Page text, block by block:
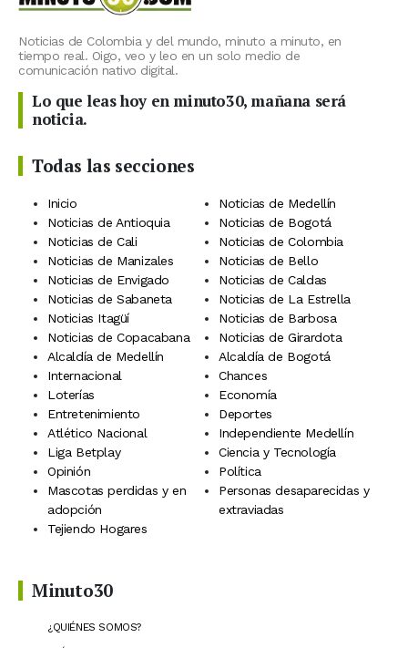
Noticias de Colombia y del mundo, minuto a minuto, en
tiempo real. Oigo, veo y leo en un solo medio de
comunicación nativo digital.
Lo que leas hoy en minuto30, mañana será
noticia.
Todas las secciones
Inicio
Noticias de Medellín
Noticias de Antioquia
Noticias de Bogotá
Noticias de Cali
Noticias de Colombia
Noticias de Manizales
Noticias de Bello
Noticias de Envigado
Noticias de Caldas
Noticias de Sabaneta
Noticias de La Estrella
Noticias Itagüí
Noticias de Barbosa
Noticias de Copacabana
Noticias de Girardota
Alcaldía de Medellín
Alcaldía de Bogotá
Internacional
Chances
Loterías
Economía
Entretenimiento
Deportes
Atlético Nacional
Independiente Medellín
Liga Betplay
Ciencia y Tecnología
Opinión
Política
Mascotas perdidas y en
adopción
Personas desaparecidas y
extraviadas
Tejiendo Hogares
Minuto30
¿QUIÉNES SOMOS?